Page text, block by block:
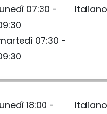
07:30 -
07:30 -
Italiano
18:00 -
Italiano